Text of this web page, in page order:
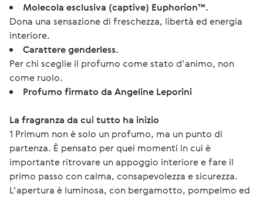
Molecola esclusiva (captive) Euphorion™.
Dona una sensazione di freschezza, libertà ed energia
interiore.
Carattere genderless.
Per chi sceglie il profumo come stato d’animo, non
come ruolo.
Profumo firmato da Angeline Leporini
La fragranza da cui tutto ha inizio
1 Primum non è solo un profumo, ma un punto di
partenza. È pensato per quei momenti in cui è
importante ritrovare un appoggio interiore e fare il
primo passo con calma, consapevolezza e sicurezza.
L’apertura è luminosa, con bergamotto, pompelmo ed